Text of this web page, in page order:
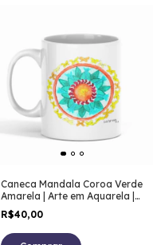
Caneca Mandala Coroa Verde
Amarela | Arte em Aquarela |
Arte Autoral
R$40,00